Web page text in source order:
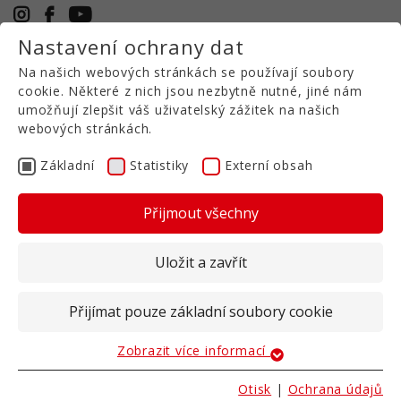
+49 5971 94632-0
CS
VAŠI KONTAKTNÍ
PARTNEŘI VE SPOLEČNOSTI
VOLMER AGRITEC
Sabine Exner
+49 5971 94632-0
s.exner@volmer-agritec.de
Nastavení ochrany dat
Na našich webových stránkách se používají soubory
cookie. Některé z nich jsou nezbytně nutné, jiné nám
umožňují zlepšit váš uživatelský zážitek na našich
webových stránkách.
Základní Statistiky Externí obsah
Přijmout všechny
Uložit a zavřít
Přijímat pouze základní soubory cookie
Základní soubory cookie jsou nutné pro základní
Zobrazit více informací
Otisk | Ochrana údajů